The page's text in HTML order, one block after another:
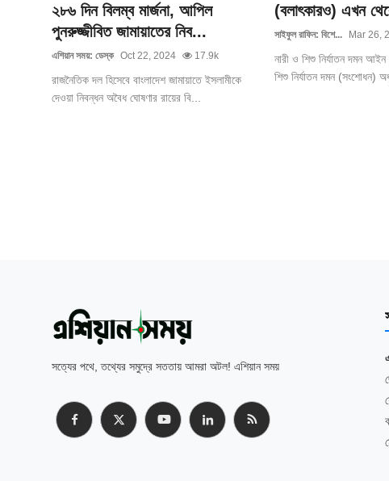
২৮৬ দিন বিলম্ব মার্জনা, আপিল
পুনরুজ্জীবিত জামায়াতের নিব...
এশিয়ান সময়: ডেস্ক Oct 22, 2024 17.9k
রাজনৈতিক দল হিসেবে বাংলাদেশ জামায়াতে ইসলামীকে
দেওয়া নিবন্ধন অবৈধ ঘোষণার রায়ের বি...
(বলাৎকারও) এখন
সাইফুল রাফিন: বিশে... Mar 26,
নারী ও শিশু নির্যাতন দমন
শিশু নির্যাতন দমন (সংশোধন)
সত্যের পথে, তথ্যের সমুদ্রে সততায় আমরা অটল! এশিয়ান সময়